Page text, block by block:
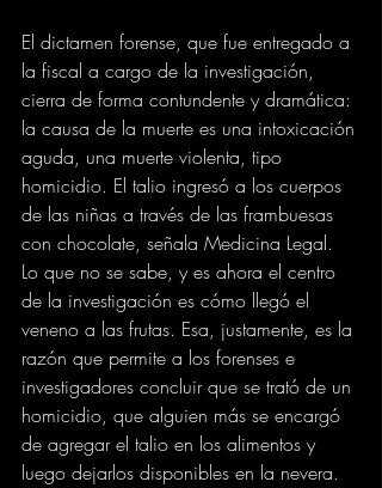
El dictamen forense, que fue entregado a
la fiscal a cargo de la investigación,
cierra de forma contundente y dramática:
la causa de la muerte es una intoxicación
aguda, una muerte violenta, tipo
homicidio. El talio ingresó a los cuerpos
de las niñas a través de las frambuesas
con chocolate, señala Medicina Legal.
Lo que no se sabe, y es ahora el centro
de la investigación es cómo llegó el
veneno a las frutas. Esa, justamente, es la
razón que permite a los forenses e
investigadores concluir que se trató de un
homicidio, que alguien más se encargó
de agregar el talio en los alimentos y
luego dejarlos disponibles en la nevera.